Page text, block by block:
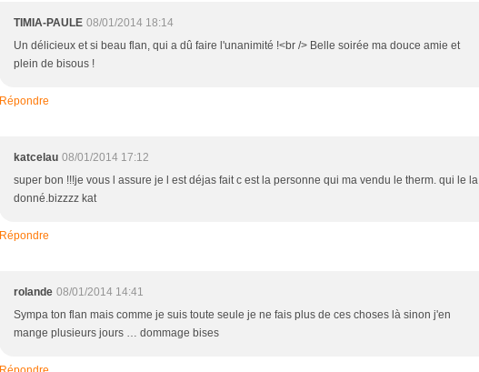
TIMIA-PAULE 08/01/2014 18:14
Un délicieux et si beau flan, qui a dû faire l'unanimité !<br /> Belle soirée ma douce amie et
plein de bisous !
Répondre
katcelau 08/01/2014 17:12
super bon !!!je vous l assure je l est déjas fait c est la personne qui ma vendu le therm. qui le la
donné.bizzzz kat
Répondre
rolande 08/01/2014 14:41
Sympa ton flan mais comme je suis toute seule je ne fais plus de ces choses là sinon j'en
mange plusieurs jours … dommage bises